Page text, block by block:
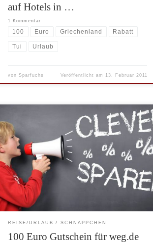
auf Hotels in …
1 Kommentar
100 Euro Griechenland Rabatt
Tui Urlaub
vonSparfuchs Veröffentlicht am 13. Februar 2011
Nur noch gut einen Tag können Sie bei Citydeal einen
100 Euro Gutschein für weg.de für nur 8 Euro kaufen.
Bei Citydeal gibt es täglich wechselnde regionale
Gutscheinaktionen für Ihre Stadt und ab und zu auch
solche überregionalen Highlights wie der 100 Euro
Gutschein für weg.de * Um die Inhalte […]
REISE/URLAUB SCHNÄPPCHEN
100 Euro Gutschein für weg.de